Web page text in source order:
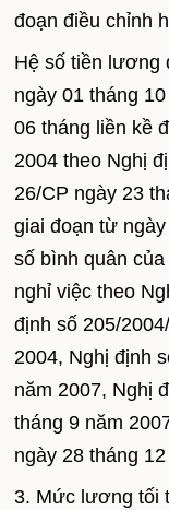
đoạn điều chỉnh
Hệ số tiền lương
ngày 01 tháng
06 tháng liền kề
2004 theo Nghị
26/CP ngày 23
giai đoạn từ
số bình quân
nghỉ việc theo
định số 205/
2004, Nghị định
năm 2007, Nghị
tháng 9 năm
ngày 28 tháng
3. Mức lương tối